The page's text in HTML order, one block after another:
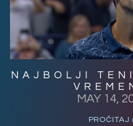
NAJBOLJI
MAY 14,
PROČITAJ